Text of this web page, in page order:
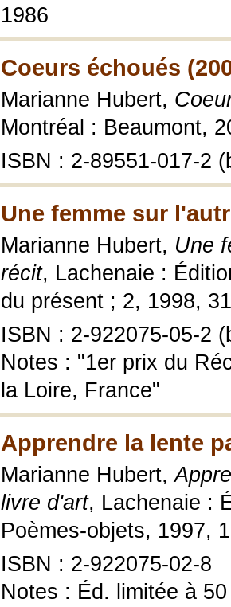
1986
Coeurs échoués
Marianne Hubert,
Montréal : Beaumont,
ISBN : 2-89551-017-2
Une femme sur
Marianne Hubert, Une
récit, Lachenaie :
du présent ; 2, 1998,
ISBN : 2-922075-05-2
Notes : "1er prix du
la Loire, France"
Apprendre la lente
Marianne Hubert,
livre d'art, Lachenaie :
Poèmes-objets, 1997,
ISBN : 2-922075-02-8
Notes : Éd. limitée à